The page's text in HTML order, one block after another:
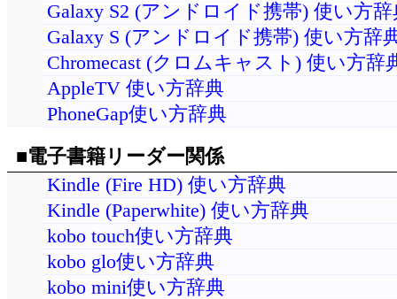
Galaxy S2 (アンドロイド携帯) 使い方辞
Galaxy S (アンドロイド携帯) 使い方辞
Chromecast (クロムキャスト) 使い方辞
AppleTV 使い方辞典
PhoneGap使い方辞典
■電子書籍リーダー関係
Kindle (Fire HD) 使い方辞典
Kindle (Paperwhite) 使い方辞典
kobo touch使い方辞典
kobo glo使い方辞典
kobo mini使い方辞典